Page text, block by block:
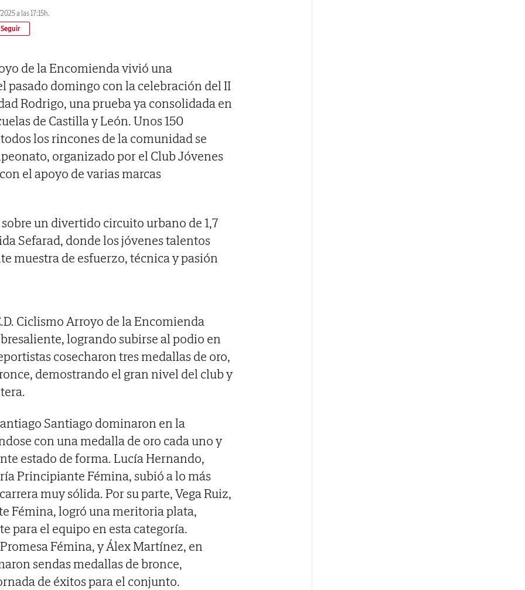
a las 17:15h.
de la Encomienda vivió una
pasado domingo con la celebración del II
Rodrigo, una prueba ya consolidada en
de Castilla y León. Unos 150
los rincones de la comunidad se
organizado por el Club Jóvenes
el apoyo de varias marcas
un divertido circuito urbano de 1,7
Sefarad, donde los jóvenes talentos
muestra de esfuerzo, técnica y pasión
Ciclismo Arroyo de la Encomienda
logrando subirse al podio en
cosecharon tres medallas de oro,
demostrando el gran nivel del club y
Santiago dominaron en la
con una medalla de oro cada uno y
estado de forma. Lucía Hernando,
Principiante Fémina, subió a lo más
muy sólida. Por su parte, Vega Ruiz,
Fémina, logró una meritoria plata,
para el equipo en esta categoría.
Fémina, y Álex Martínez, en
sendas medallas de bronce,
de éxitos para el conjunto.